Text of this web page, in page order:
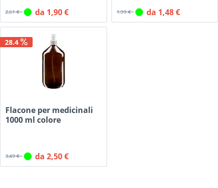
2,61 € da 1,90 € 1,99 € da 1,48 €
28.4
Flacone per medicinali
1000 ml colore
3,49 € da 2,50 €